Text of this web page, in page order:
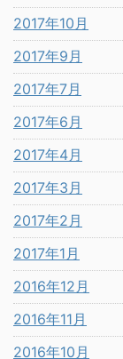
2017年10月
2017年9月
2017年7月
2017年6月
2017年4月
2017年3月
2017年2月
2017年1月
2016年12月
2016年11月
2016年10月